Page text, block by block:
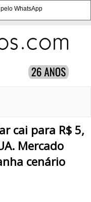
WhatsApp
cai para R$ 5,
Mercado
cenário